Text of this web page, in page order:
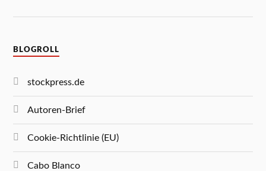
BLOGROLL
stockpress.de
Autoren-Brief
Cookie-Richtlinie (EU)
Cabo Blanco